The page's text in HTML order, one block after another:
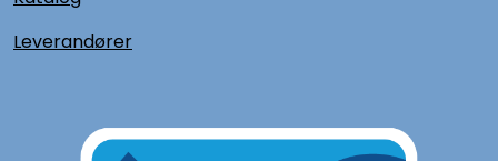
Leverandører